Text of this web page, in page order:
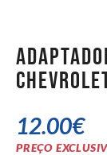
12.00€
PREÇO